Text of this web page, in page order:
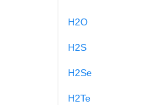
H2O
H2S
H2Se
H2Te